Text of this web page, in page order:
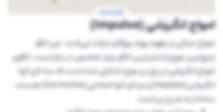
امواج انگیزشی (Impulse)
امواج حرکتیدر جهت روند بزرگ‌ترحرکت می‌کنند. این الگو
رایج‌ترین موج و آسان‌ترین الگو برای تشخیص در بازار است. الگوی
امواج انگیزشی از پنج زیر موج تشکیل شده است که سه تای آنها
انگیزشی (Impulse) و دو تای آنها اصلاحی (Corrective) هستند.
ساختار به شرح زیر است: